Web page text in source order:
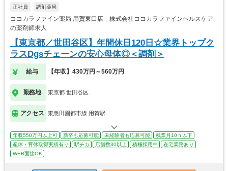
正社員 調剤薬局
ココカラファイン薬局 用賀東口店 株式会社ココカラファインヘルスケア
の薬剤師求人
【東京都／世田谷区】年間休日120日☆業界トップク
ラスDgsチェーンの安心母体◎＜調剤＞
給与 【年収】430万円～560万円
勤務地 東京都 世田谷区
アクセス 東急田園都市線 用賀駅
年収550万円以上可 新卒も応募可能 未経験者も応募可能
残業月10ｈ以下
産休・育休取得実績有り
駅チカ 店舗数30以上 積極採用中
在宅業務あり
WEB面接OK